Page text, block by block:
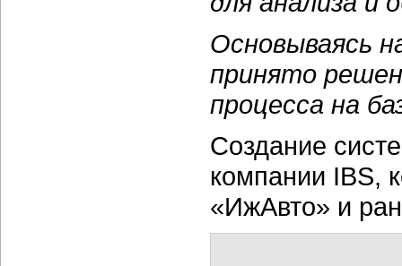
Основываясь
принято
процесса на
Создание
компании IBS,
«ИжАвто» и